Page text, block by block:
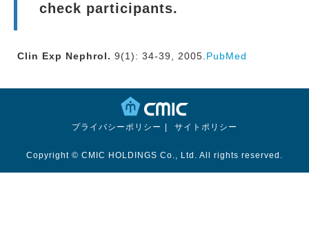
check participants.
Clin Exp Nephrol. 9(1): 34-39, 2005. PubMed
プライバシーポリシー サイトポリシー
Copyright © CMIC HOLDINGS Co., Ltd. All rights reserved.